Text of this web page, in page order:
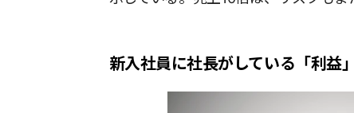
新入社員に社長がしている「利益